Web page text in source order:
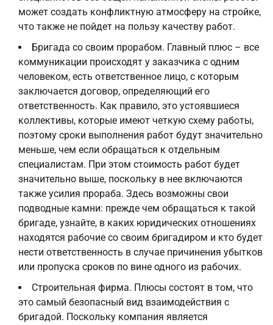
может создать конфликтную атмосферу на стройке,
что также не пойдет на пользу качеству работ.
Бригада со своим прорабом. Главный плюс – все
коммуникации происходят у заказчика с одним
человеком, есть ответственное лицо, с которым
заключается договор, определяющий его
ответственность. Как правило, это устоявшиеся
коллективы, которые имеют четкую схему работы,
поэтому сроки выполнения работ будут значительно
меньше, чем если обращаться к отдельным
специалистам. При этом стоимость работ будет
значительно выше, поскольку в нее включаются
также усилия прораба. Здесь возможны свои
подводные камни: прежде чем обращаться к такой
бригаде, узнайте, в каких юридических отношениях
находятся рабочие со своим бригадиром и кто будет
нести ответственность в случае причинения убытков
или пропуска сроков по вине одного из рабочих.
Строительная фирма. Плюсы состоят в том, что
это самый безопасный вид взаимодействия с
бригадой. Поскольку компания является